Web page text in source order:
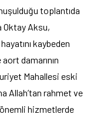
toplantıda
Oktay Aksu,
kaybeden
damarının
Mahallesi eski
Allah’tan rahmet ve
önemli hizmetlerde